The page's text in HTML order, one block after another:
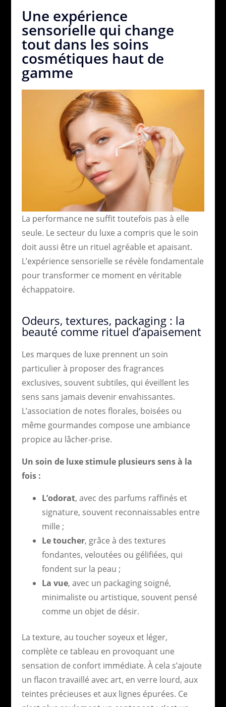
Une expérience
sensorielle qui change
tout dans les soins
cosmétiques haut de
gamme
La performance ne suffit toutefois pas à elle
seule. Le secteur du luxe a compris que le soin
doit aussi être un rituel agréable et apaisant.
L’expérience sensorielle se révèle fondamentale
pour transformer ce moment en véritable
échappatoire.
Odeurs, textures, packaging : la
beauté comme rituel d’apaisement
Les marques de luxe prennent un soin
particulier à proposer des fragrances
exclusives, souvent subtiles, qui éveillent les
sens sans jamais devenir envahissantes.
L’association de notes florales, boisées ou
même gourmandes compose une ambiance
propice au lâcher-prise.
Un soin de luxe stimule plusieurs sens à la
fois :
L’odorat, avec des parfums raffinés et
signature, souvent reconnaissables entre
mille ;
Le toucher, grâce à des textures
fondantes, veloutées ou gélifiées, qui
fondent sur la peau ;
La vue, avec un packaging soigné,
minimaliste ou artistique, souvent pensé
comme un objet de désir.
La texture, au toucher soyeux et léger,
complète ce tableau en provoquant une
sensation de confort immédiate. À cela s’ajoute
un flacon travaillé avec art, en verre lourd, aux
teintes précieuses et aux lignes épurées. Ce